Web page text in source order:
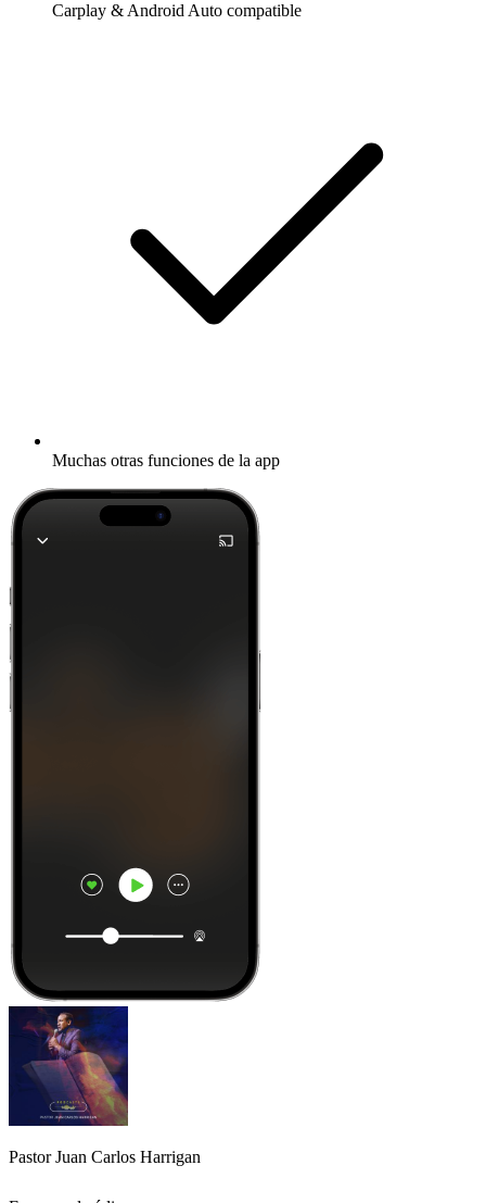
Carplay & Android Auto compatible
Muchas otras funciones de la app
Pastor Juan Carlos Harrigan